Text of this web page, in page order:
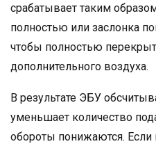
срабатывает таким
полностью или заслонка
чтобы полностью
дополнительного воздуха.
В результате ЭБУ
уменьшает количество
обороты понижаются.